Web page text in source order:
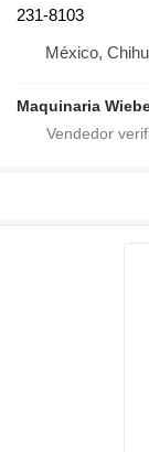
231-8103
México,
Maquinaria